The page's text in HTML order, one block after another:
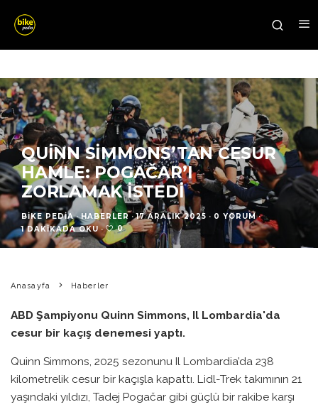
QUINN SIMMONS’TAN CESUR
HAMLE: POGAČAR’I
ZORLAMAK İSTEDI
BIKE PEDIA · HABERLER · 17 ARALIK 2025 · 0 YORUM ·
1 DAKIKADA OKU · 0
Anasayfa Haberler
ABD Şampiyonu Quinn Simmons, Il Lombardia'da
cesur bir kaçış denemesi yaptı.
Quinn Simmons, 2025 sezonunu Il Lombardia’da 238
kilometrelik cesur bir kaçışla kapattı. Lidl-Trek takımının 21
yaşındaki yıldızı, Tadej Pogačar gibi güçlü bir rakibe karşı